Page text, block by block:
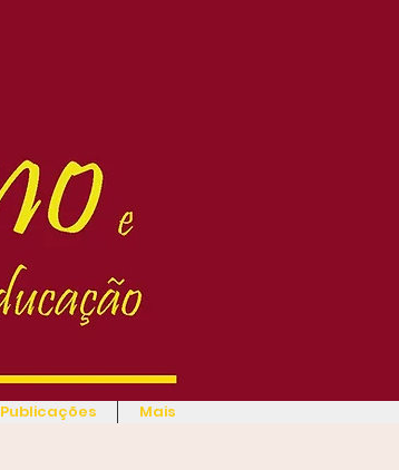
Publicações Mais